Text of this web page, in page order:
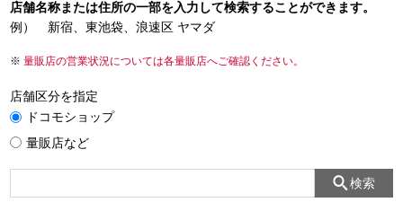
店舗名称または住所の一部を入力して検索することができます。
例） 新宿、東池袋、浪速区 ヤマダ
量販店の営業状況については各量販店へご確認ください。
店舗区分を指定
ドコモショップ
量販店など
検索